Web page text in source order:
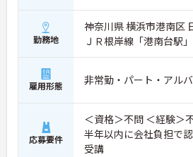
勤務地
神奈川県 横浜市港南区
ＪＲ根岸線「港南台駅
雇用形態 非常勤・パート・アル
応募要件
＜資格＞不問 ＜経験＞不問 ※無資格者:入社
半年以内に会社負担で
受講